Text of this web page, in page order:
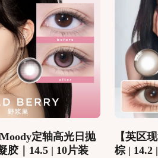
定轴高光日抛
胶｜14.5 | 10片装
【英区
棕 | 14.2